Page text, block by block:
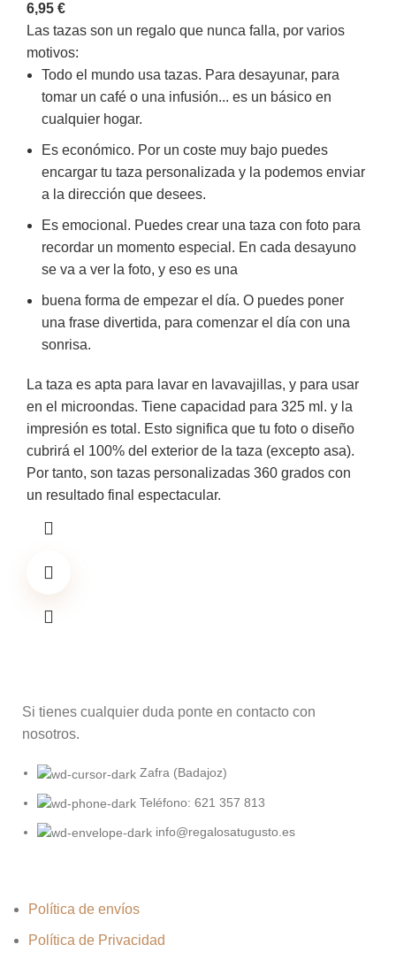
6,95 €
Las tazas son un regalo que nunca falla, por varios
motivos:
Todo el mundo usa tazas. Para desayunar, para
tomar un café o una infusión... es un básico en
cualquier hogar.
Es económico. Por un coste muy bajo puedes
encargar tu taza personalizada y la podemos enviar
a la dirección que desees.
Es emocional. Puedes crear una taza con foto para
recordar un momento especial. En cada desayuno
se va a ver la foto, y eso es una
buena forma de empezar el día. O puedes poner
una frase divertida, para comenzar el día con una
sonrisa.
La taza es apta para lavar en lavavajillas, y para usar
en el microondas. Tiene capacidad para 325 ml. y la
impresión es total. Esto significa que tu foto o diseño
cubrirá el 100% del exterior de la taza (excepto asa).
Por tanto, son tazas personalizadas 360 grados con
un resultado final espectacular.
Si tienes cualquier duda ponte en contacto con
nosotros.
Zafra (Badajoz)
Teléfono: 621 357 813
info@regalosatugusto.es
Política de envíos
Política de Privacidad